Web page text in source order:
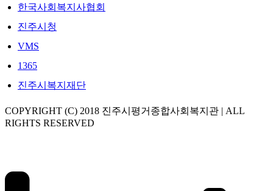
한국사회복지사협회
진주시청
VMS
1365
진주시복지재단
COPYRIGHT (C) 2018 진주시평거종합사회복지관 | ALL
RIGHTS RESERVED